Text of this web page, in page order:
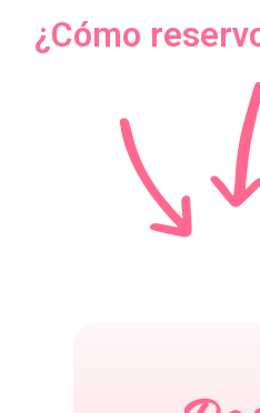
¿Cómo